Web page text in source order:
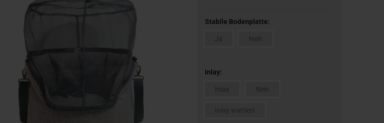
Stabile Bodenplatte:
Ja Nein
Inlay:
Inlay Nein
Inlay wattiert